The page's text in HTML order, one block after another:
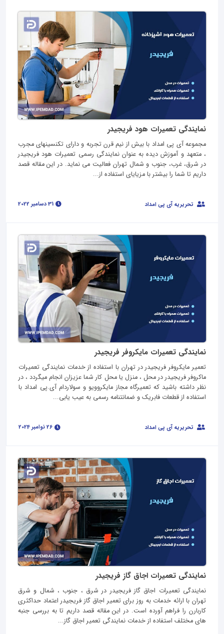
نمایندگی تعمیرات هود فریجیدر
مجموعه آی پی امداد با بیش از نیم قرن تجربه و دارای تکنسینهای مجرب
، متعهد و آموزش دیده به عنوان نمایندگی رسمی تعمیرات هود فریجیدر
در شرق، غرب، جنوب و شمال تهران فعالیت می نماید. در این مقاله قصد
داریم تا شما را بیشتر با مزیایای استفاده از...
تحریریه آی پی امداد
نمایندگی تعمیرات مایکروفر فریجیدر
تعمیر مایکروفر فریجیدر در تهران با استفاده از خدمات نمایندگی تعمیرات
ماکروفر فریجیدر در محل ، منزل یا محل کار شما عزیزان انجام میگردد ، در
نظر داشته باشید که تعمیرگاه مجاز مایکروویو و سولاردام آی.پی امداد با
استفاده از قطعات فابریک و ضمانتنامه رسمی به عیب یابی...
تحریریه آی پی امداد
نمایندگی تعمیرات اجاق گاز فریجیدر
نمایندگی تعمیرات اجاق گاز فریجیدر در شرق ، جنوب ، شمال و شرق
تهران با ارائه خدمات به روز برای تعمیر اجاق گاز فریجیدر اعتماد حداکثری
کاربارن را فراهم آورده است. در این مقاله قصد داریم تا به بررسی جنبه
های مختلف استفاده از خدمات نمایندگی تعمیر اجاق گاز...